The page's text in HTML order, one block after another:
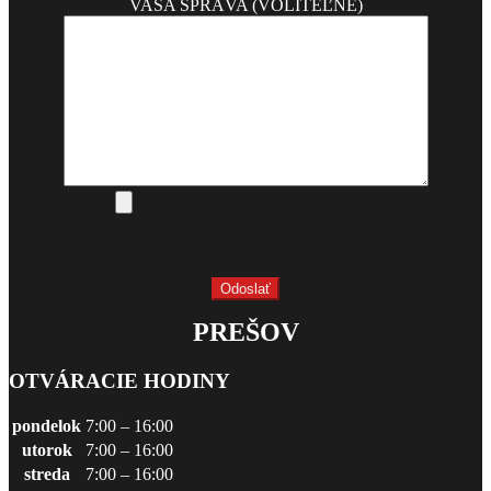
VAŠA SPRÁVA (VOLITEĽNÉ)
PREŠOV
OTVÁRACIE HODINY
pondelok 7:00 – 16:00
utorok
7:00 – 16:00
streda
7:00 – 16:00